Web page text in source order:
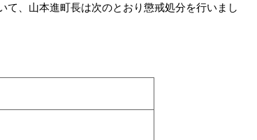
、山本進町長は次のとおり懲戒処分を行いまし